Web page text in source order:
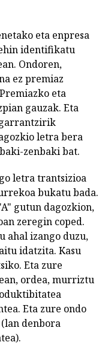
eta enpresa
identifikatu
Ondoren,
ez premiaz
eta
gauzak. Eta
letra bera
zenbaki bat.
letra trantsizioa
bukatu bada.
gutun dagozkion,
zeregin coped.
ahal izango duzu,
idatzita. Kasu
Eta zure
ordea, murriztu
Eta zure ondo
denbora